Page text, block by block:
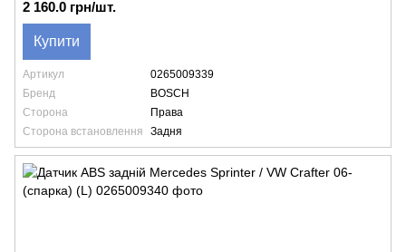
2 160.0 грн/шт.
Купити
Артикул
0265009339
Бренд
BOSCH
Сторона
Права
Сторона встановлення
Задня